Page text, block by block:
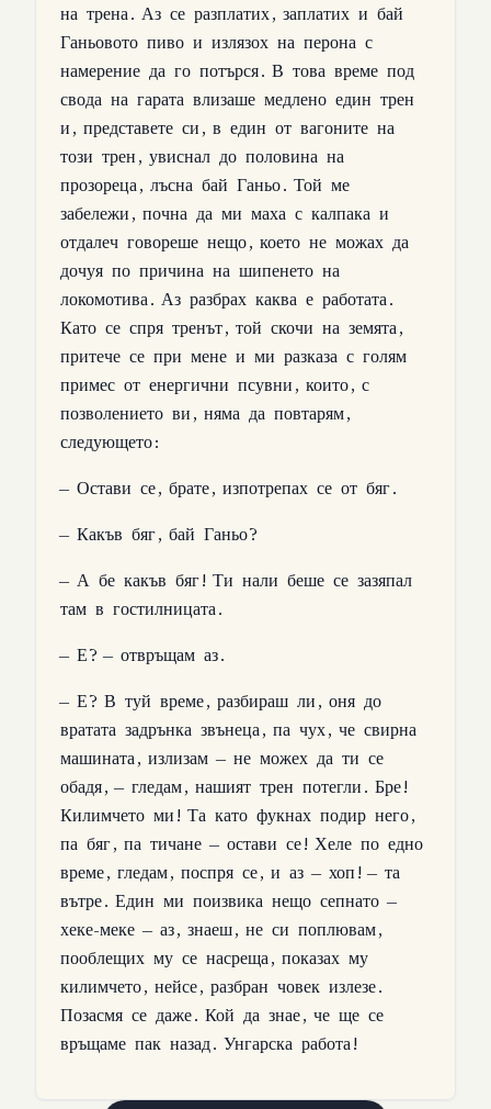
на трена. Аз се разплатих, заплатих и бай
Ганьовото пиво и излязох на перона с
намерение да го потърся. В това време под
свода на гарата влизаше медлено един трен
и , представете си , в един от вагоните на
този трен , увиснал до половина на
прозореца, лъсна бай Ганьо. Той ме
забележи , почна да ми маха с калпака и
отдалеч говореше нещо, което не можах да
дочуя по причина на шипенето на
локомотива. Аз разбрах каква е работата.
Като се спря тренът, той скочи на земята,
притече се при мене и ми разказа с голям
примес от енергични псувни , които, с
позволението ви , няма да повтарям,
следующето:
— Остави се, брате, изпотрепах се от бяг.
— Какъв бяг, бай Ганьо?
— А бе какъв бяг! Ти нали беше се зазяпал
там в гостилницата.
— Е? — отвръщам аз.
— Е? В туй време, разбираш ли , оня до
вратата задрънка звънеца, па чух, че свирна
машината, излизам — не можех да ти се
обадя, — гледам, нашият трен потегли . Бре!
Килимчето ми ! Та като фукнах подир него,
па бяг, па тичане — остави се! Хеле по едно
време, гледам, поспря се, и аз — хоп ! — та
вътре. Един ми поизвика нещо сепнато —
хеке-меке — аз, знаеш, не си поплювам,
пооблещих му се насреща, показах му
килимчето, нейсе, разбран човек излезе.
Позасмя се даже. Кой да знае, че ще се
връщаме пак назад. Унгарска работа!